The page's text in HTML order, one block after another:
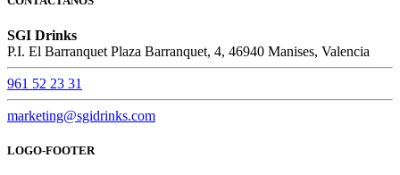
SGI Drinks
P.I. El Barranquet Plaza Barranquet, 4, 46940 Manises, Valencia
961 52 23 31
marketing@sgidrinks.com
LOGO-FOOTER